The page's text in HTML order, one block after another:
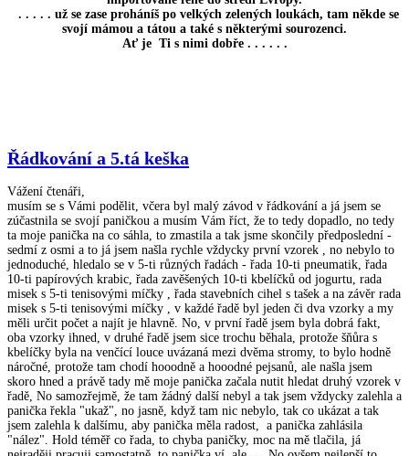
. . . . . už se zase proháníš po velkých zelených loukách, tam někde se
svojí mámou a tátou a také s některými sourozenci.
Ať je Ti s nimi dobře . . . . . .
Řádkování a 5.tá keška
Vážení čtenáři,
musím se s Vámi podělit, včera byl malý závod v řádkování a já jsem se
zúčastnila se svojí paničkou a musím Vám říct, že to tedy dopadlo, no tedy
ta moje panička na co sáhla, to zmastila a tak jsme skončily předposlední -
sedmí z osmi a to já jsem našla rychle vždycky první vzorek , no nebylo to
jednoduché, hledalo se v 5-ti různých řadách - řada 10-ti pneumatik, řada
10-ti papírových krabic, řada zavěšených 10-ti kbelíčků od jogurtu, rada
misek s 5-ti tenisovými míčky , řada stavebních cihel s tašek a na závěr rada
misek s 5-ti tenisovými míčky , v každé řadě byl jeden či dva vzorky a my
měli určit počet a najít je hlavně. No, v první řadě jsem byla dobrá fakt,
oba vzorky ihned, v druhé řadě jsem sice trochu běhala, protože šňůra s
kbelíčky byla na venčící louce uvázaná mezi dvěma stromy, to bylo hodně
náročné, protože tam chodí hooodně a hooodné pejsanů, ale našla jsem
skoro hned a právě tady mě moje panička začala nutit hledat druhý vzorek v
řadě, No samozřejmě, že tam žádný další nebyl a tak jsem vždycky zalehla a
panička řekla "ukaž", no jasně, když tam nic nebylo, tak co ukázat a tak
jsem zalehla k dalšímu, aby panička měla radost, a panička zahlásila
"nález". Hold téměř co řada, to chyba paničky, moc na mě tlačila, já